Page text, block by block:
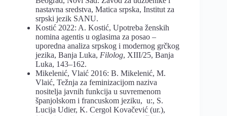
nastavna sredstva, Matica srpska, Institut za
srpski jezik SANU.
Kostić 2022: A. Kostić, Upotreba ženskih
nomina agentis u oglasima za posao –
uporedna analiza srpskog i modernog grčkog
jezika, Banja Luka, Filolog, XIII/25, Banja
Luka, 143–162.
Mikelenić, Vlaić 2016: B. Mikelenić, M.
Vlaić, Težnja za feminizacijom naziva
nositelja javnih funkcija u suvremenom
španjolskom i francuskom jeziku, u:, S.
Lucija Udier, K. Cergol Kovačević (ur.),